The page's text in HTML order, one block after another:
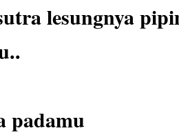
lesungnya
padamu